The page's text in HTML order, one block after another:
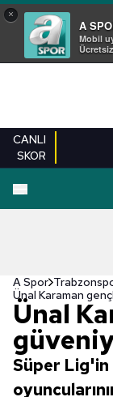
×
A
Mobil
CANLI
SKOR
A Spor
Ünal Karaman
Ünal
Süper Lig'in